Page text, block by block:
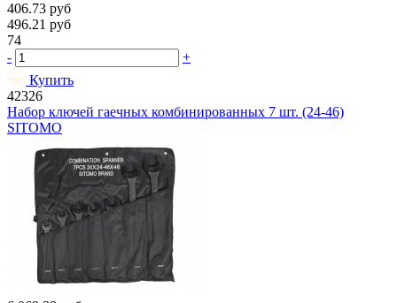
406.73 руб
496.21 руб
74
-
+
Купить
42326
Набор ключей гаечных комбинированных 7 шт. (24-46)
SITOMO